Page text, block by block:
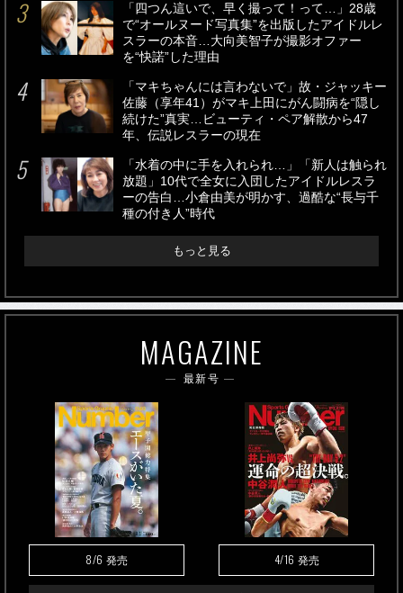
「四つん這いで、早く撮って！って…」28歳
で“オールヌード写真集”を出版したアイドルレ
スラーの本音…大向美智子が撮影オファー
を“快諾”した理由
「マキちゃんには言わないで」故・ジャッキー
佐藤（享年41）がマキ上田にがん闘病を“隠し
続けた”真実…ビューティ・ペア解散から47
年、伝説レスラーの現在
「水着の中に手を入れられ…」「新人は触られ
放題」10代で全女に入団したアイドルレスラ
ーの告白…小倉由美が明かす、過酷な“長与千
種の付き人”時代
もっと見る
MAGAZINE
最新号
8/6 発売 4/16 発売